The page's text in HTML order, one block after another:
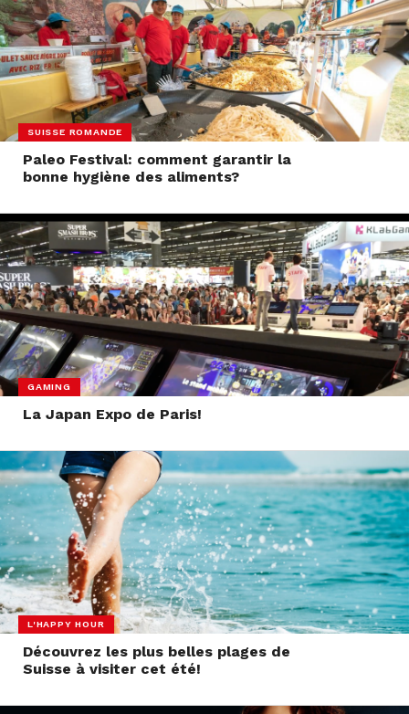
SUISSE ROMANDE
Paleo Festival: comment garantir la
bonne hygiène des aliments?
GAMING
La Japan Expo de Paris!
L'HAPPY HOUR
Découvrez les plus belles plages de
Suisse à visiter cet été!